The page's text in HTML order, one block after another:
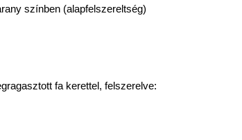
színben (alapfelszereltség)
fa kerettel, felszerelve: